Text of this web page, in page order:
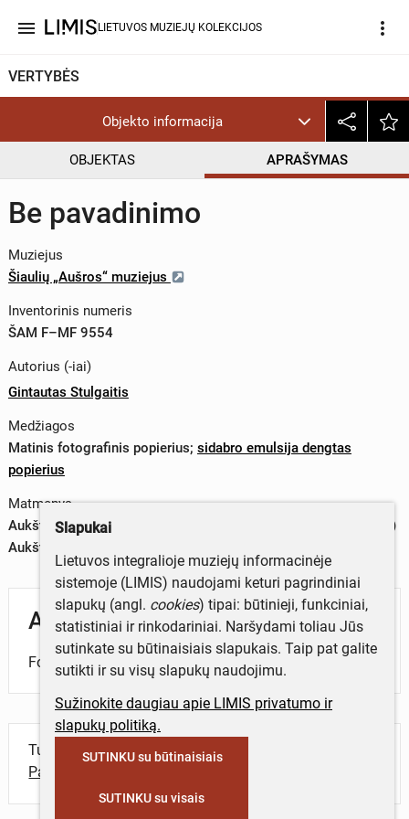
menu LIETUVOS MUZIEJŲ KOLEKCIJOS more_vert
VERTYBĖS
Objekto informacija
OBJEKTAS APRAŠYMAS
Be pavadinimo
Muziejus
Šiaulių „Aušros“ muziejus
Inventorinis numeris
ŠAM F–MF 9554
Autorius (-iai)
Gintautas Stulgaitis
Medžiagos
Matinis fotografinis popierius; sidabro emulsija dengtas
popierius
Matmenys
Aukštis x plotis (baltas apvadas) – 9,3 x 14,1 cm (2019-01-16)
Aukštis x plotis (vaizdas) – 8,8 x 13,6 cm (2019-01-16)
Aprašymas
Fotografijoje – žmonių grupė patalpoje.
Turite daugiau informacijos apie objektą?
Parašykite mums!
Slapukai
Lietuvos integralioje muziejų informacinėje
sistemoje (LIMIS) naudojami keturi pagrindiniai
slapukų (angl. cookies) tipai: būtinieji, funkciniai,
statistiniai ir rinkodariniai. Naršydami toliau Jūs
sutinkate su būtinaisiais slapukais. Taip pat galite
sutikti ir su visų slapukų naudojimu.
Sužinokite daugiau apie LIMIS privatumo ir
slapukų politiką.
SUTINKU su būtinaisiais
SUTINKU su visais